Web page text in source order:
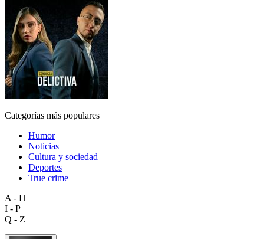
Categorías más populares
Humor
Noticias
Cultura y sociedad
Deportes
True crime
A - H
I - P
Q - Z